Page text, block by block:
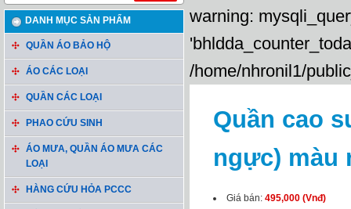
DANH MỤC SẢN PHẨM
QUẦN ÁO BẢO HỘ
ÁO CÁC LOẠI
QUẦN CÁC LOẠI
PHAO CỨU SINH
ÁO MƯA, QUẦN ÁO MƯA CÁC
LOẠI
HÀNG CỨU HỎA PCCC
warning:
/home/nhronil1/
Quần cao
ngực) màu
Giá bán: 495,000 (Vnđ)